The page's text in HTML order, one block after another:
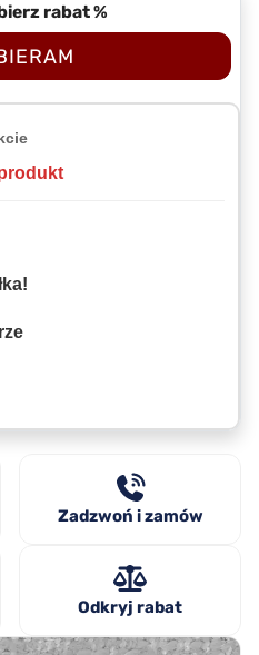
rabat %
Zadzwoń i zamów
Odkryj rabat